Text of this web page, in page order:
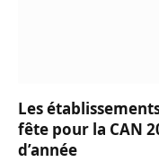
Les
fête pour la CAN
d’année